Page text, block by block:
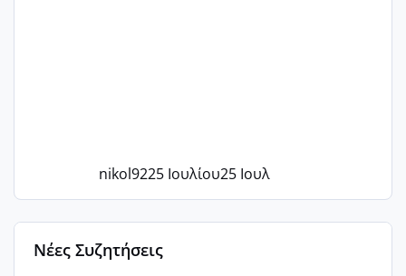
nikol9225 Ιουλίου25 Ιουλ
Νέες Συζητήσεις